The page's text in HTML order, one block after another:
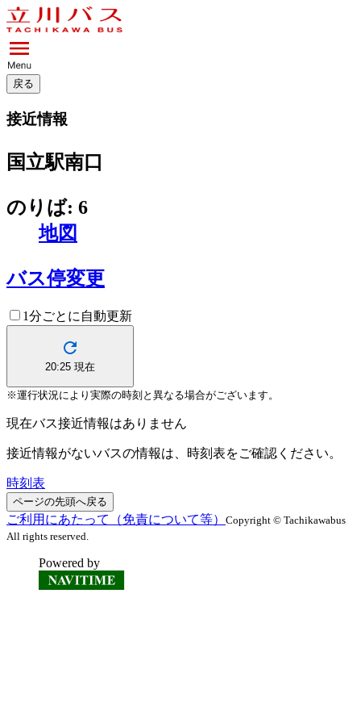
戻る
接近情報
国立駅南口
のりば: 6
地図
バス停変更
1分ごとに自動更新
20:25 現在
※運行状況により実際の時刻と異なる場合がございます。
現在バス接近情報はありません
接近情報がないバスの情報は、時刻表をご確認ください。
時刻表
ページの先頭へ戻る
ご利用にあたって（免責について等） Copyright © Tachikawabus
All rights reserved.
Powered by